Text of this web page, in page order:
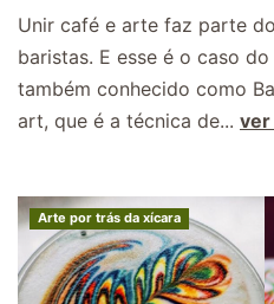
Unir café e arte faz parte
baristas. E esse é o caso
também conhecido como
art, que é a técnica de... ver
Arte por trás da xícara